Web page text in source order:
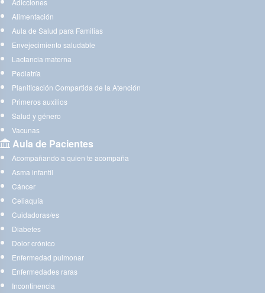
Adicciones
Alimentación
Aula de Salud para Familias
Envejecimiento saludable
Lactancia materna
Pediatría
Planificación Compartida de la Atención
Primeros auxilios
Salud y género
Vacunas
Aula de Pacientes
Acompañando a quien te acompaña
Asma infantil
Cáncer
Celiaquía
Cuidadoras/es
Diabetes
Dolor crónico
Enfermedad pulmonar
Enfermedades raras
Incontinencia